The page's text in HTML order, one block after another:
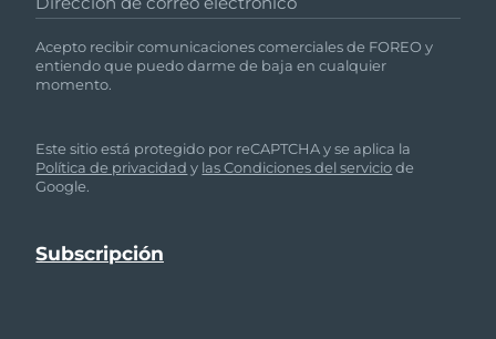
Acepto recibir comunicaciones comerciales de FOREO y
entiendo que puedo darme de baja en cualquier
momento.
Este sitio está protegido por reCAPTCHA y se aplica la
Política de privacidad y las Condiciones del serviciode
Google.